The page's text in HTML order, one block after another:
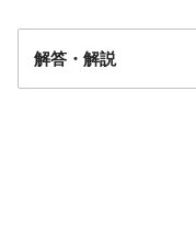
解答・解説